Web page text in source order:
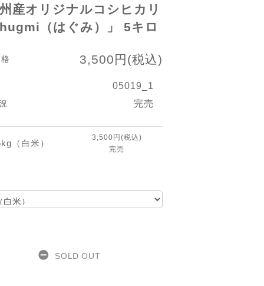
産オリジナルコシヒカリ
hugmi（はぐみ）」 5キロ
3,500円(税込)
05019_1
完売
（白米）
3,500円(税込)
完売
SOLD OUT